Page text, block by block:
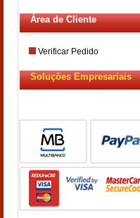
Área de Cliente
Verificar Pedido
Soluções Empresariais